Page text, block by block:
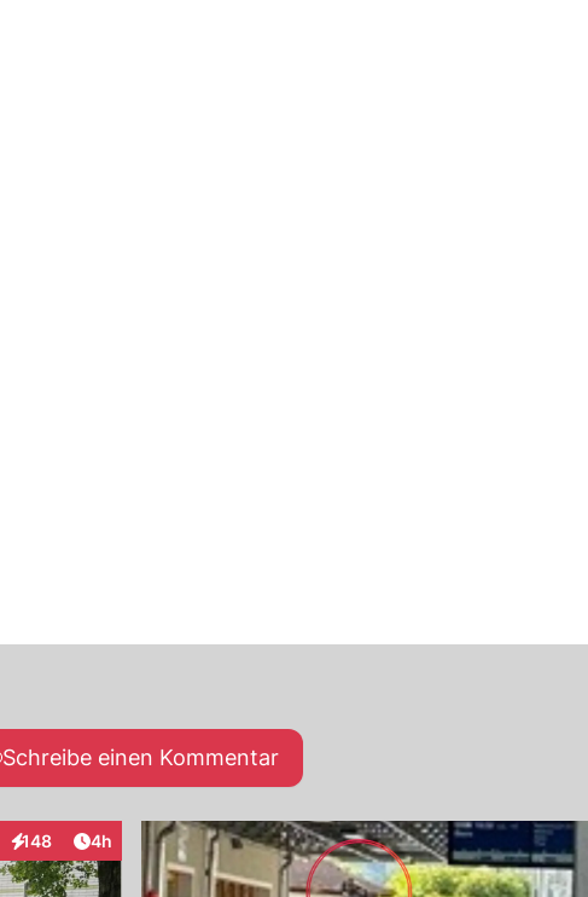
Schreibe einen Kommentar
148
InteraktionenArtikel veröffentlicht:
4h